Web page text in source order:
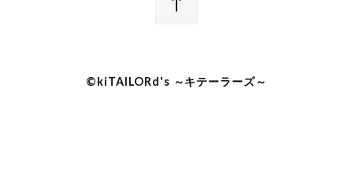
©︎kiTAILORd's ～キテーラーズ～